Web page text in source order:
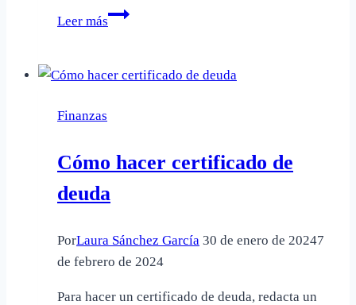
Leer más
Cómo
impuestos
paso
paso
Finanzas
Cómo hacer certificado de
deuda
PorLaura Sánchez García 30 de enero de 20247
de febrero de 2024
Para hacer un certificado de deuda, redacta un